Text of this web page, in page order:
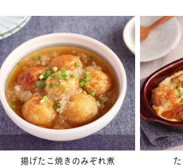
揚げたこ焼きのみぞれ煮